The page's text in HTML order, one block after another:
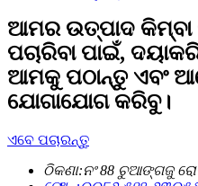
ଆମର ଉତ୍ପାଦ
ପଚାରିବା ପାଇଁ,
ଆମକୁ ପଠାନ୍ତୁ ଏବଂ
ଯୋଗାଯୋଗ କରିବୁ।
ଏବେ ପଚାରନ୍ତୁ
ଠିକଣା:ନଂ 88 ଚୁଆଙ୍ଗଜୁ